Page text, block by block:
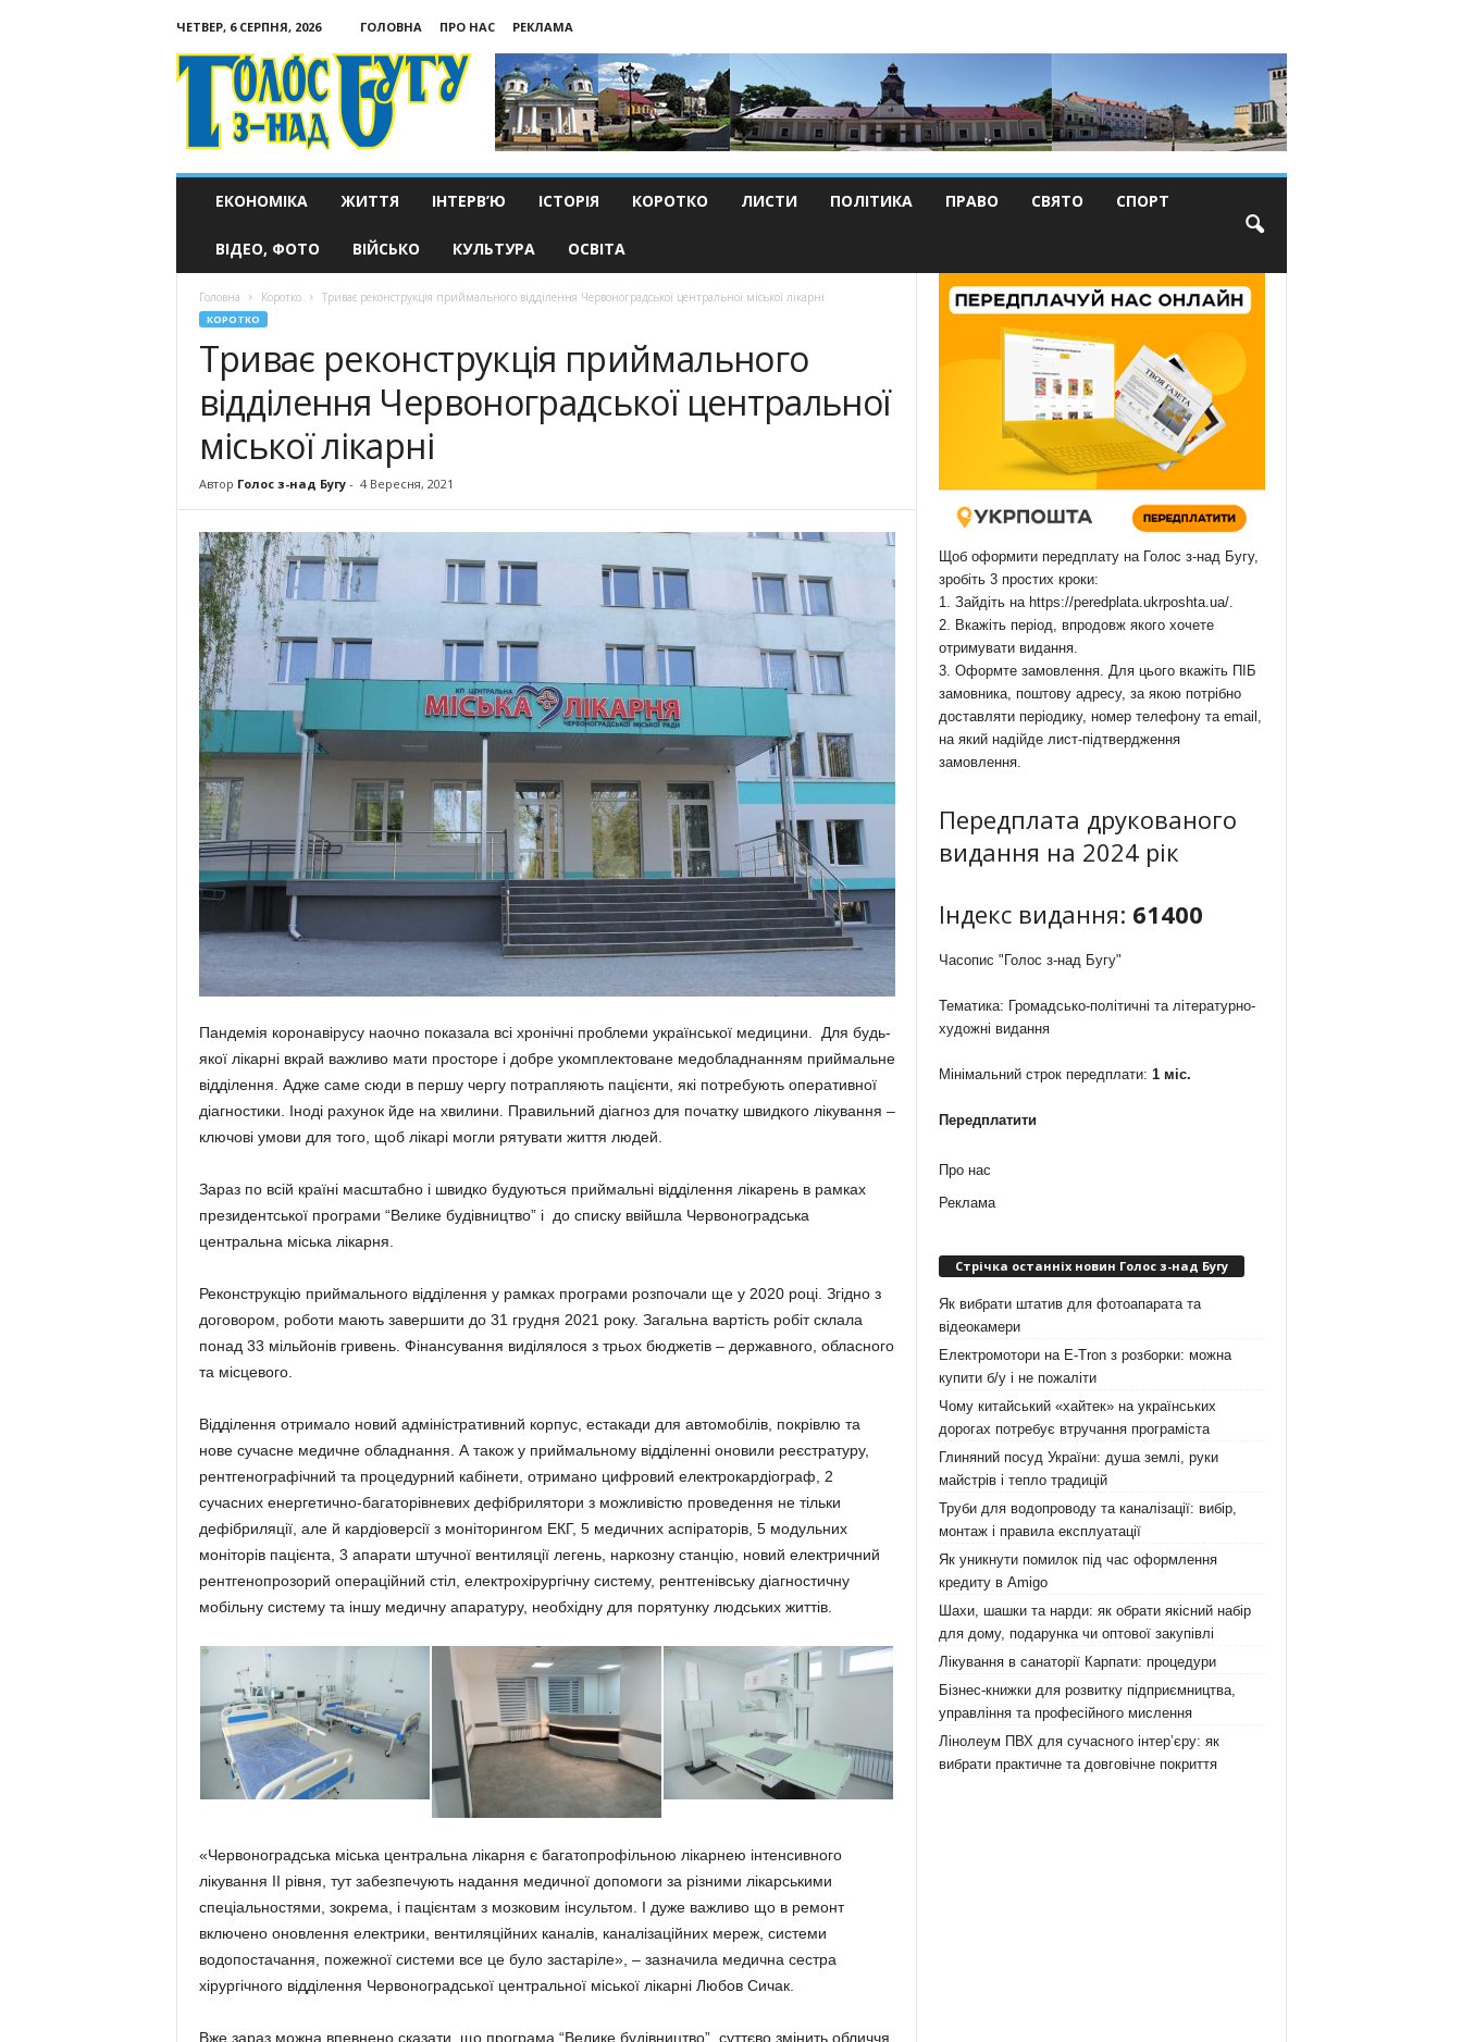
ЧЕТВЕР, 6 СЕРПНЯ, 2026 ГОЛОВНА ПРО НАС
РЕКЛАМА
Голос
з-
ЕКОНОМІКА ЖИТТЯ ІНТЕРВ’Ю ІСТОРІЯ КОРОТКО ЛИСТИ ПОЛІТИКА ПРАВО СВЯТО СПОРТ
ВІДЕО, ФОТО ВІЙСЬКО КУЛЬТУРА ОСВІТА
Головна Коротко Триває реконструкція приймального відділення Червоноградської центральної міської лікарні
КОРОТКО
Триває реконструкція приймального
відділення Червоноградської центральної
міської лікарні
Автор Голос з-над Бугу- 4 Вересня, 2021
Пандемія коронавірусу наочно показала всі хронічні проблеми української медицини. Для будь-
якої лікарні вкрай важливо мати просторе і добре укомплектоване медобладнанням приймальне
відділення. Адже саме сюди в першу чергу потрапляють пацієнти, які потребують оперативної
діагностики. Іноді рахунок йде на хвилини. Правильний діагноз для початку швидкого лікування –
ключові умови для того, щоб лікарі могли рятувати життя людей.
Зараз по всій країні масштабно і швидко будуються приймальні відділення лікарень в рамках
президентської програми “Велике будівництво” і до списку ввійшла Червоноградська
центральна міська лікарня.
Реконструкцію приймального відділення у рамках програми розпочали ще у 2020 році. Згідно з
договором, роботи мають завершити до 31 грудня 2021 року. Загальна вартість робіт склала
понад 33 мільйонів гривень. Фінансування виділялося з трьох бюджетів – державного, обласного
та місцевого.
Відділення отримало новий адміністративний корпус, естакади для автомобілів, покрівлю та
нове сучасне медичне обладнання. А також у приймальному відділенні оновили реєстратуру,
рентгенографічний та процедурний кабінети, отримано цифровий електрокардіограф, 2
сучасних енергетично-багаторівневих дефібрилятори з можливістю проведення не тільки
дефібриляції, але й кардіоверсії з моніторингом ЕКГ, 5 медичних аспіраторів, 5 модульних
моніторів пацієнта, 3 апарати штучної вентиляції легень, наркозну станцію, новий електричний
рентгенопрозорий операційний стіл, електрохірургічну систему, рентгенівську діагностичну
мобільну систему та іншу медичну апаратуру, необхідну для порятунку людських життів.
«Червоноградська міська центральна лікарня є багатопрофільною лікарнею інтенсивного
лікування II рівня, тут забезпечують надання медичної допомоги за різними лікарськими
спеціальностями, зокрема, і пацієнтам з мозковим інсультом. І дуже важливо що в ремонт
включено оновлення електрики, вентиляційних каналів, каналізаційних мереж, системи
водопостачання, пожежної системи все це було застаріле», – зазначила медична сестра
хірургічного відділення Червоноградської центральної міської лікарні Любов Сичак.
Вже зараз можна впевнено сказати, що програма “Велике будівництво” суттєво змінить обличчя
Щоб оформити передплату на Голос з-над Бугу,
зробіть 3 простих кроки:
1. Зайдіть на https://peredplata.ukrposhta.ua/.
2. Вкажіть період, впродовж якого хочете
отримувати видання.
3. Оформте замовлення. Для цього вкажіть ПІБ
замовника, поштову адресу, за якою потрібно
доставляти періодику, номер телефону та email,
на який надійде лист-підтвердження
замовлення.
Передплата друкованого
видання на 2024 рік
Індекс видання: 61400
Часопис "Голос з-над Бугу"
Тематика: Громадсько-політичні та літературно-
художні видання
Мінімальний строк передплати: 1 міс.
Передплатити
Про нас
Реклама
Стрічка останніх новин Голос з-над Бугу
Як вибрати штатив для фотоапарата та
відеокамери
Електромотори на E-Tron з розборки: можна
купити б/у і не пожаліти
Чому китайський «хайтек» на українських
дорогах потребує втручання програміста
Глиняний посуд України: душа землі, руки
майстрів і тепло традицій
Труби для водопроводу та каналізації: вибір,
монтаж і правила експлуатації
Як уникнути помилок під час оформлення
кредиту в Amigo
Шахи, шашки та нарди: як обрати якісний набір
для дому, подарунка чи оптової закупівлі
Лікування в санаторії Карпати: процедури
Бізнес-книжки для розвитку підприємництва,
управління та професійного мислення
Лінолеум ПВХ для сучасного інтер’єру: як
вибрати практичне та довговічне покриття